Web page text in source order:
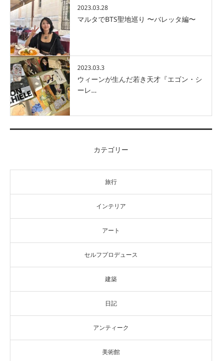
2023.03.28
マルタでBTS聖地巡り 〜バレッタ編〜
2023.03.3
ウィーンが生んだ若き天才『エゴン・シ
ーレ…
カテゴリー
旅行
インテリア
アート
セルフプロデュース
建築
日記
アンティーク
美術館